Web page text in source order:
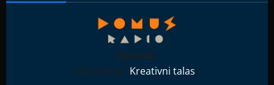
Osnivač:
Udruženje "Kreativni talas"